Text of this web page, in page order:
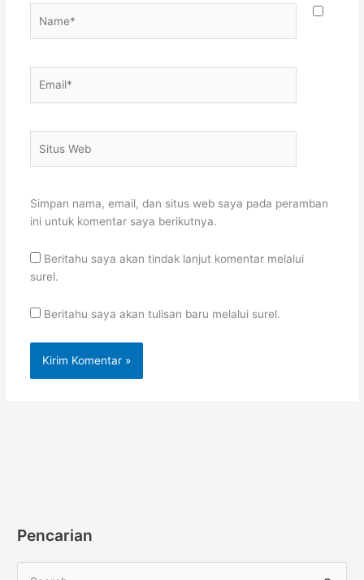
Web
Simpan nama, email, dan situs web saya pada peramban
ini untuk komentar saya berikutnya.
Beritahu saya akan tindak lanjut komentar melalui
surel.
Beritahu saya akan tulisan baru melalui surel.
Pencarian